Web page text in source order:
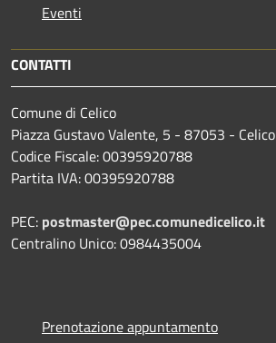
Eventi
CONTATTI
Comune di Celico
Piazza Gustavo Valente, 5 - 87053 - Celico
Codice Fiscale: 00395920788
Partita IVA: 00395920788
PEC: postmaster@pec.comunedicelico.it
Centralino Unico: 0984435004
Prenotazione appuntamento